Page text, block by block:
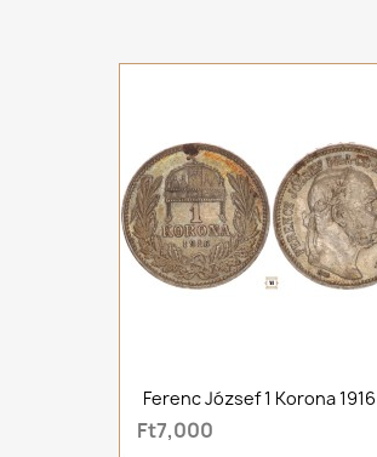
Ferenc József 1 Korona 1916
Ft7,000